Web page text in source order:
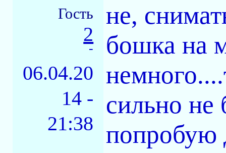
Гость
2
-
06.04.20
14 -
21:38
не,
бошка на
сильно не
попробую